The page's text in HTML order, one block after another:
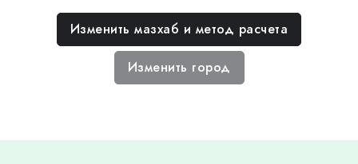
Изменить мазхаб и метод расчета
Изменить город